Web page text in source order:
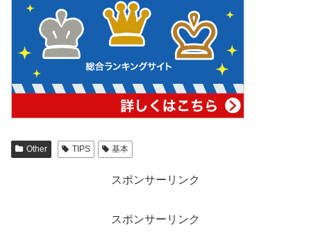
Other TIPS 基本
スポンサーリンク
スポンサーリンク